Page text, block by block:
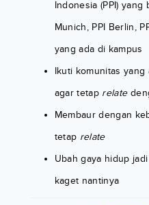
Indonesia (PPI)
Munich, PPI Berlin,
yang ada di kampus
Ikuti komunitas
agar tetap relate
Membaur dengan
tetap relate
Ubah gaya hidup
kaget nantinya